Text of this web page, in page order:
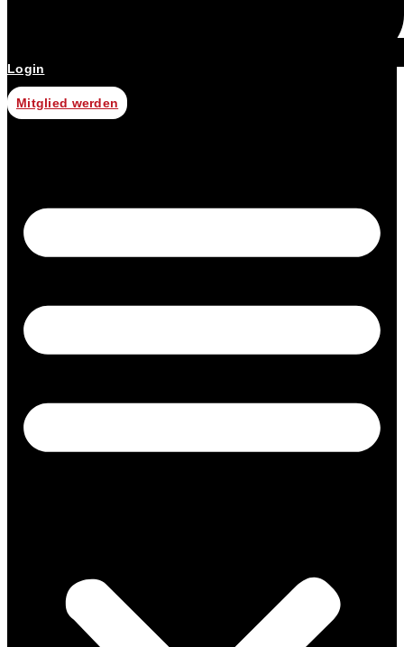
Login
Mitglied werden